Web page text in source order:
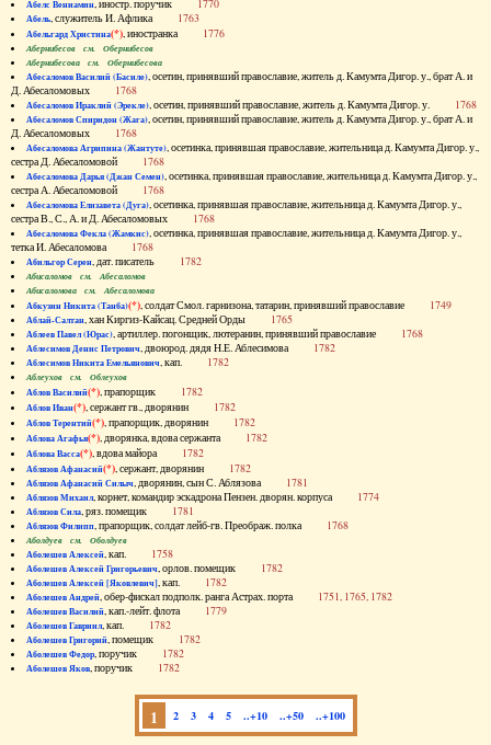
Абелс Вениамин, иностр. поручик 1770
Абель, служитель И. Афлика 1763
Абельгард Христина(*), иностранка 1776
Абернибесов см. Обернибесов
Абернибесова см. Обернибесова
Абесаломов Василий (Басиле), осетин, принявший православие, житель д. Камумта Дигор. у., брат А. и
Д. Абесаломовых 1768
Абесаломов Ираклий (Эрекле), осетин, принявший православие, житель д. Камумта Дигор. у. 1768
Абесаломов Спиридон (Жага), осетин, принявший православие, житель д. Камумта Дигор. у., брат А. и
Д. Абесаломовых 1768
Абесаломова Агрипина (Жантуте), осетинка, принявшая православие, жительница д. Камумта Дигор. у.,
сестра Д. Абесаломовой 1768
Абесаломова Дарья (Джан Семен), осетинка, принявшая православие, жительница д. Камумта Дигор. у.,
сестра А. Абесаломовой 1768
Абесаломова Елизавета (Дуга), осетинка, принявшая православие, жительница д. Камумта Дигор. у.,
сестра В., С., А. и Д. Абесаломовых 1768
Абесаломова Фекла (Жамкис), осетинка, принявшая православие, жительница д. Камумта Дигор. у.,
тетка И. Абесаломова 1768
Абильгор Серен, дат. писатель 1782
Абисаломов см. Абесаломов
Абисаломова см. Абесаломова
Абкузин Никита (Танба)(*), солдат Смол. гарнизона, татарин, принявший православие 1749
Аблай-Салтан, хан Киргиз-Кайсац. Средней Орды 1765
Аблеев Павел (Юрас), артиллер. погонщик, лютеранин, принявший православие 1768
Аблесимов Денис Петрович, двоюрод. дядя Н.Е. Аблесимова 1782
Аблесимов Никита Емельянович, кап. 1782
Аблеухов см. Облеухов
Аблов Василий(*), прапорщик 1782
Аблов Иван(*), сержант гв., дворянин 1782
Аблов Терентий(*), прапорщик, дворянин 1782
Аблова Агафья(*), дворянка, вдова сержанта 1782
Аблова Васса(*), вдова майора 1782
Аблязов Афанасий(*), сержант, дворянин 1782
Аблязов Афанасий Силыч, дворянин, сын С. Аблязова 1781
Аблязов Михаил, корнет, командир эскадрона Пензен. дворян. корпуса 1774
Аблязов Сила, ряз. помещик 1781
Аблязов Филипп, прапорщик, солдат лейб-гв. Преображ. полка 1768
Аболдуев см. Оболдуев
Аболешев Алексей, кап. 1758
Аболешев Алексей Григорьевич, орлов. помещик 1782
Аболешев Алексей [Яковлевич], кап. 1782
Аболешев Андрей, обер-фискал подполк. ранга Астрах. порта 1751, 1765, 1782
Аболешев Василий, кап.-лейт. флота 1779
Аболешев Гавриил, кап. 1782
Аболешев Григорий, помещик 1782
Аболешев Федор, поручик 1782
Аболешев Яков, поручик 1782
1 2 3 4 5 ..+10 ..+50 ..+100